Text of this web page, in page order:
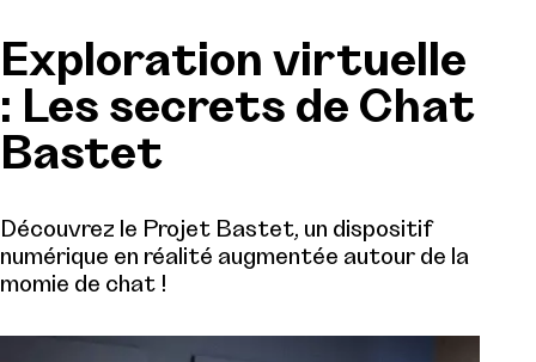
Exploration virtuelle
: Les secrets de Chat
Bastet
Découvrez le Projet Bastet, un dispositif
numérique en réalité augmentée autour de la
momie de chat !